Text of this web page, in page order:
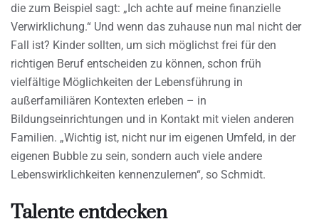
die zum Beispiel sagt: „Ich achte auf meine finanzielle
Verwirklichung.“ Und wenn das zuhause nun mal nicht der
Fall ist? Kinder sollten, um sich möglichst frei für den
richtigen Beruf entscheiden zu können, schon früh
vielfältige Möglichkeiten der Lebensführung in
außerfamiliären Kontexten erleben – in
Bildungseinrichtungen und in Kontakt mit vielen anderen
Familien. „Wichtig ist, nicht nur im eigenen Umfeld, in der
eigenen Bubble zu sein, sondern auch viele andere
Lebenswirklichkeiten kennenzulernen“, so Schmidt.
Talente entdecken